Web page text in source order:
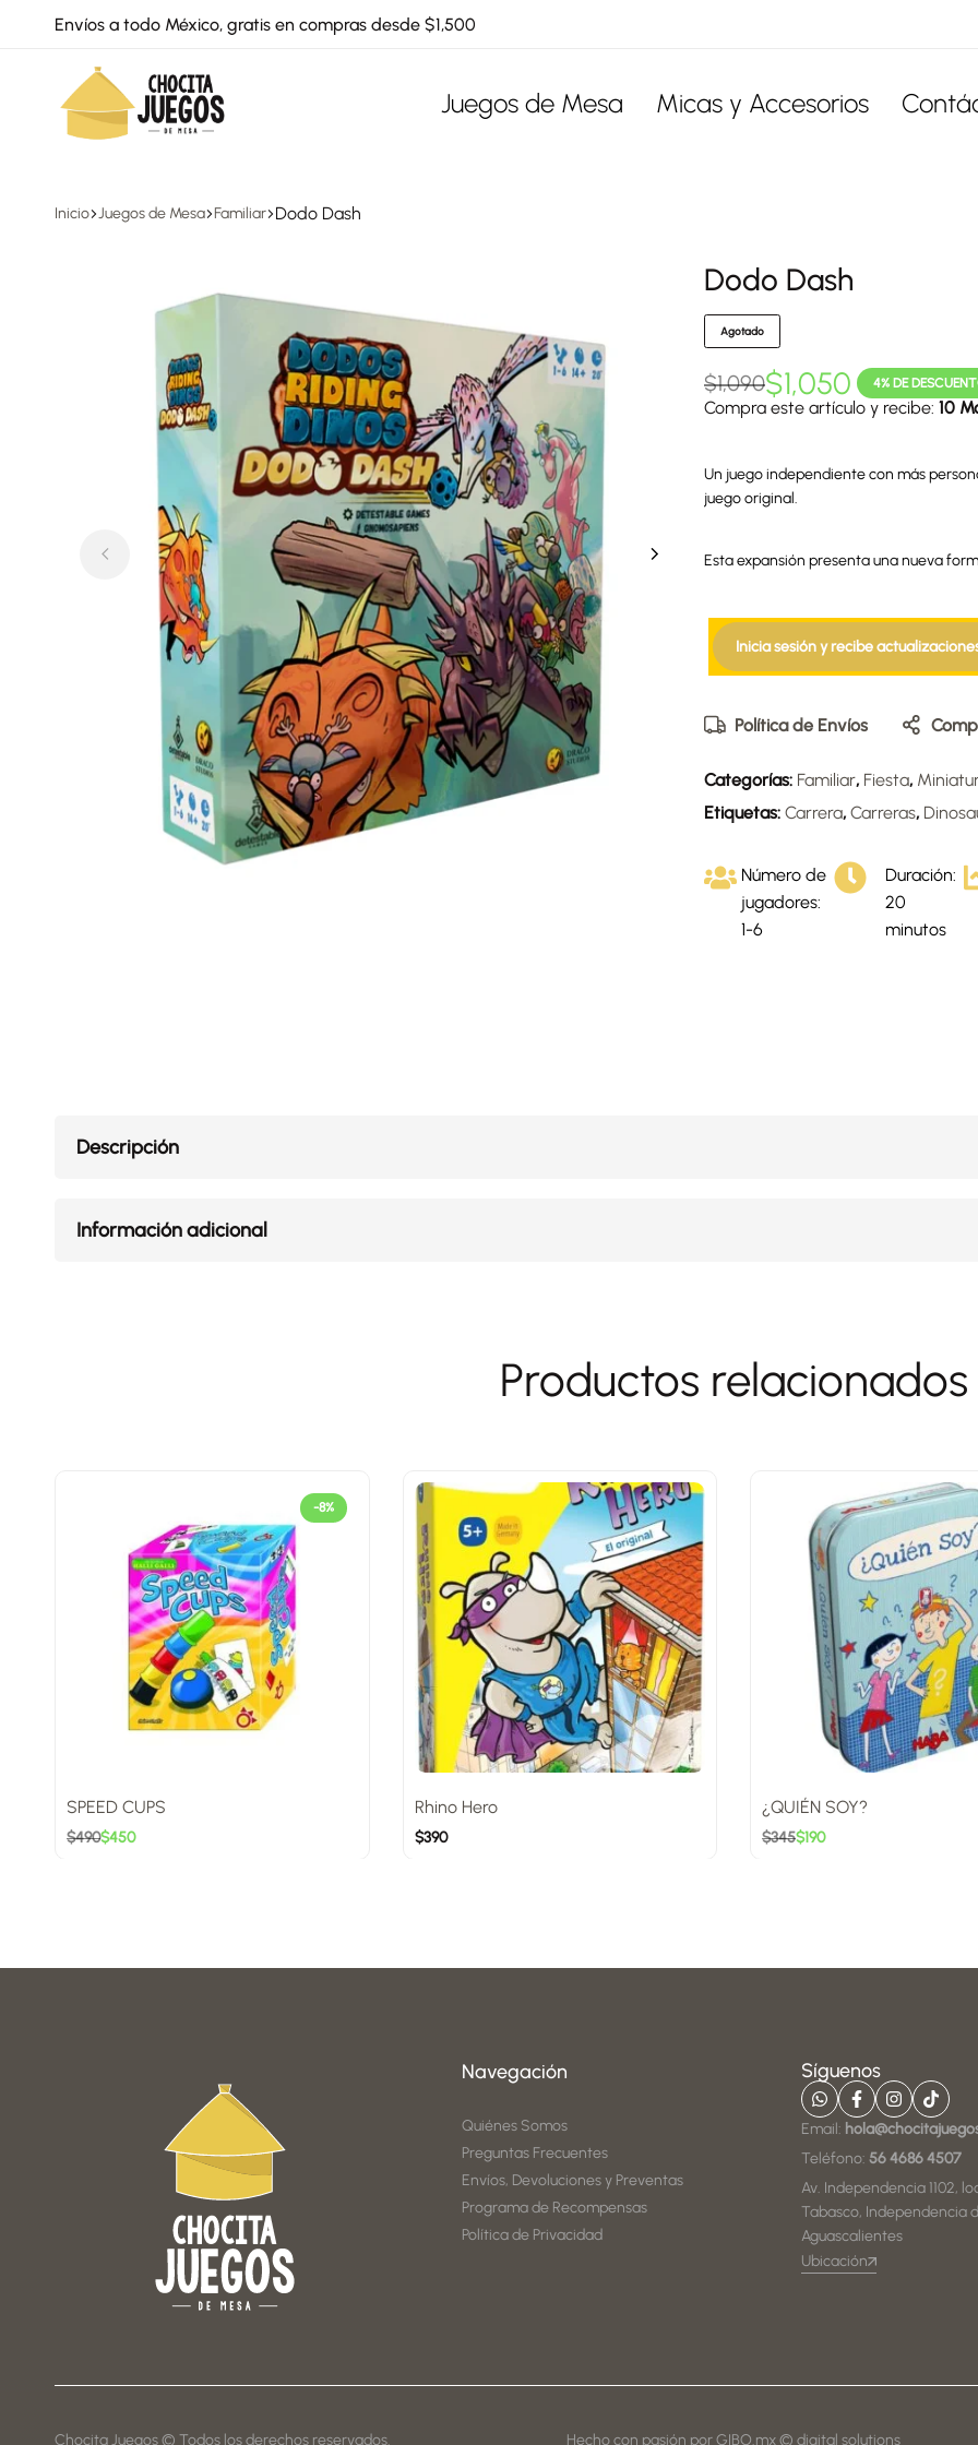
Envíos a todo México, gratis en compras desde $1,500
Chocita
Juegos
Juegos de Mesa Micas y Accesorios
Inicio Juegos de Mesa Familiar Dodo Dash
Dodo Dash
Agotado
$1,090$1,050 4% DE
Compra este artículo y recibe: 10
Un juego independiente con más
juego original.
Esta expansión presenta una nueva
Inicia sesión y recibe
Política de Envíos
Categorías: Familiar, Fiesta,
Etiquetas: Carrera, Carreras,
Número de
jugadores:
1-6
Duración:
20
minutos
Descripción
Información adicional
Productos relacionados
-8%
SPEED CUPS
$490$450
Rhino Hero
$390
¿QUIÉN SOY?
$345$190
Navegación
Quiénes Somos
Preguntas Frecuentes
Envíos, Devoluciones y Preventas
Programa de Recompensas
Política de Privacidad
Síguenos
Email:
Teléfono:56 4686 4507
Av. Independencia 1102,
Tabasco, Independencia
Aguascalientes
Ubicación
Chocita Juegos © Todos los derechos reservados. Hecho con pasión por GIBO.mx © digital solutions